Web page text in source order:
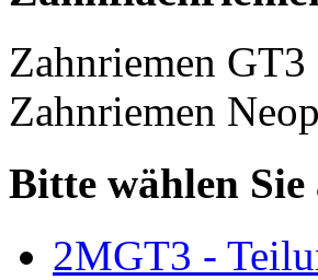
Zahnriemen
Zahnriemen
Bitte wählen Sie
2MGT3 -